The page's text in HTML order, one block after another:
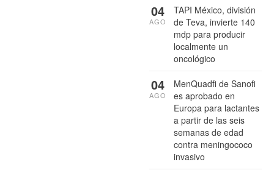
TAPI México, división
de Teva, invierte 140
mdp para producir
localmente un
oncológico
04
AGO
MenQuadfi de Sanofi
es aprobado en
Europa para lactantes
a partir de las seis
semanas de edad
contra meningococo
invasivo
04
AGO